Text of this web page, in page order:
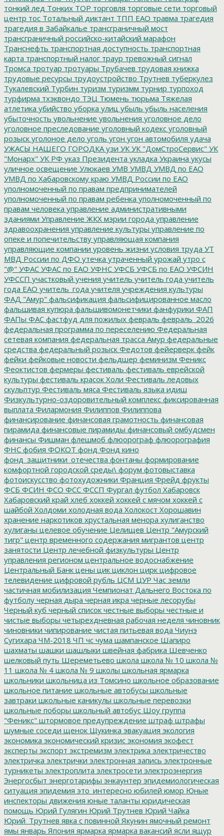
тонкий лед Тонких ТОР торговля торговые сети торговый
центр тос Тотальный диктант ТПП ЕАО травма трагедия
трагедия в Забайкалье трансграничный мост
трансграничный российско-китайский марафон
Транснефть транспортная доступность транспортная
карта транспортный налог траур тревожный сигнал
Тромса тротуар тротуары Трубачев трудовая книжка
трудовые ресурсы трудоустройство Трутнев туберкулез
Тукалевский Турбин туризм туризмм турнир турпоход
турфирма тхэквондо ТЭЦ Тюмень тюрьма Тяжелая
атлетика убийство уборка улиц убыль убыль населения
убыточность увольнение увольнения уголовное дело
уголовное преследование уголовный кодекс уголовный
розыск уголоное дело уголь угон угон автомобиля удача
УЖАСЫ НАШЕГО ГОРОДКА узи УК УК "ДомСтроСервис" УК
"Монарх" УК РФ указ Президента укладка Украина укусы
уличное освещение Улюкаев УМВ УМВД УМВД по ЕАО
УМВД по Хабаровскому краю УМВД России по ЕАО
уполномоченный по правам предпринимателей
уполномоченный по правам ребенка уполномоченный по
правам человека управление административными
зданиями Управление ЖКХ мэрии города управление
здравоохранения управление культуры управление по
опеке и попечительству управляющая компания
управляющие компании уровень жизни условия труда УТ
МВД России по ДФО утечка утраченный урожай утро с
"@" УФАС УФАС по ЕАО УФНС УФСБ УФСБ по ЕАО УФСИН
УФССП участковый учения учитель учитель года учитель
года ЕАО учитель_года учителя учреждения культуры
ФАД "Амур" фальсификация фальсифицированное масло
фальшивая купюра фальшивомонетчики фанфурики ФАП
ФАПы ФАС фастфуд для пожилых февраль февраль_2026
федеральная программа по переселению Федеральная
сетевая компания федеральная трасса Амур федеральные
средства федеральный розыск Федотов фейерверк фейк
фейки фейковые новости фельдшер феминизм Феникс
Феоктистов фермеры фестиваль фестиваль еврейской
культуры фестиваль красок Холи Фестиваль ледовых
скульптур Фестиваль мяса Фестиваль языка идиш
Физкультурно-оздоровительный комплекс фиксированная
выплата Филармония Филиппов Филиппова
финансирование финансовая грамотность финансовая
пирамида финансовые пирамиды финансовый омбудсмен
финансы Фишман флешмоб флюорограф флюорография
ФНС фобия ФОКОТ фонд Фонд кино
фонд_защитники_отечества фонтаны формирование
комфортной городской среды\ форум фотовыставка
фотоискусство фотохудожники Франция Фрейд фрукты
ФСБ ФСИН ФСО ФСС ФССП Фургал футбол Хабаровск
Хабаровский край хлеб хоккей хоккей с мячом хоккей с
шайбой Холдоми холодная вода Холокост Хорошавин
хранение наркотиков хрустальная менора хулиганство
хулиганы целевое обучение Целищев Центр "Амурский
тигр" центр временного содержания мигрантов центр
занятости Центр лечебной физкультуры Центр
управления регионом центральное водоснабжение
Центральный Банк цены цик циклон цирк цифровое
телевидение цифровой рубль ЦСМ ЦУР Час земли
частичная мобилизация Чемпионат Дальнего Востока по
футболу черная дыра черная икра черные лесорубы
Черный куб черный список честные выборы честные и
чистые выборы четырехдневная рабочая неделя чиновник
чиновники чипирование чистая питьевая вода Чиунэ
Сугихара ЧМ-2018 ЧП чс чума шампанское Шапиро
шахматы шашки шашлыки швейная фабрика Шевченко
шелковый путь Шереметьево школа школа № 10 школа №
11 школа № 4 школа № 9 школы школьная ярмарка
школьники школьница из Томсино школьное образование
школьное питание школьные автобусы школьные
завтраки школьные каникулы школьные перевозки
школьные поборы школьный автобус Шоу группа
"Феникс" штормовое предупреждение штраф штрафы
шумные соседи щенок Щукинка эвакуация экология
экономика экономический кризис экономия экофест
эксперты экспорт экстремизм электрика электричество
электричка электрички электронная запись электронные
турникеты электроплита электросети электроэнергия
Энергосбыт энерготарифы энкаунтер эпидемиологическая
ситуация эпидемия это_интересно юбилей юмор Юные
инспекторы движения юные таланты юридическая
помощь Юрий Гулягин Юрий Трутнев Юрий Чайка
Юрий_Трутнев явка с повинной Якунин ямочный ремонт
ямы январь Япония ярмарка ярмарка вакансий ясли ящур